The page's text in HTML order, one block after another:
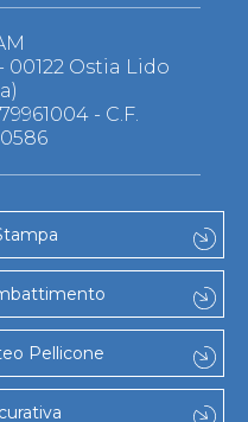
00122 Ostia Lido
- C.F.
Pellicone